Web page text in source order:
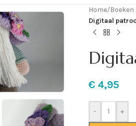
Home/
Digitaal
€4,95
- +